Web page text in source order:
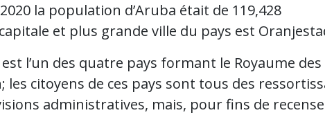
la population d’Aruba était de 119,428
et plus grande ville du pays est
l’un des quatre pays formant le Royaume des
les citoyens de ces pays sont tous des
administratives, mais, pour fins de